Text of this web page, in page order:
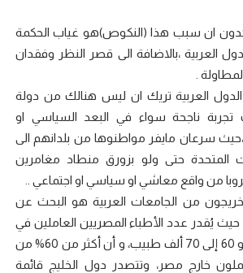
ان سبب هذا (النكوص)هو غياب الحكمة
العربية ،بالاضافة الى قصر النظر وفقدان
.
العربية تريك ان ليس هنالك من دولة
تجربة ناجحة سواء في البعد السياسي او
،حيث سرعان مايفر مواطنوها من بلدانهم الى
المتحدة حتى ولو بزورق منطاد مغامرين
من واقع معاشي او سياسي او اجتماعي ..
من الجامعات العربية هو البحث عن
يُقدر عدد الأطباء المصريين العاملين في
دول الخليج العربي بنحو 60 إلى 70 ألف طبيب، و أن أكثر من 60% من
خارج مصر، وتتصدر دول الخليج قائمة